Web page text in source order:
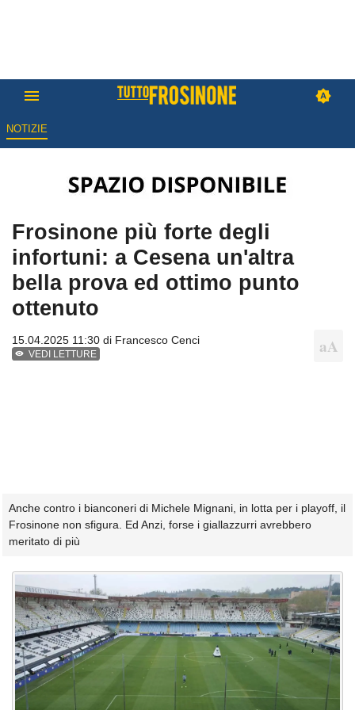
NOTIZIE
Frosinone più forte degli
infortuni: a Cesena un'altra
bella prova ed ottimo punto
ottenuto
15.04.2025 11:30 di Francesco Cenci
VEDI LETTURE
Anche contro i bianconeri di Michele Mignani, in lotta per i playoff, il
Frosinone non sfigura. Ed Anzi, forse i giallazzurri avrebbero
meritato di più